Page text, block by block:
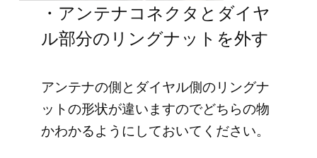
・アンテナコネクタとダイヤ
ル部分のリングナットを外す
アンテナの側とダイヤル側のリングナ
ットの形状が違いますのでどちらの物
かわかるようにしておいてください。